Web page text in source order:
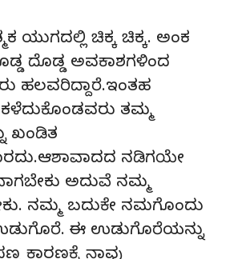
ಯುಗದಲ್ಲಿ ಚಿಕ್ಕ ಚಿಕ್ಕ. ಅಂಕ
ದೊಡ್ಡ ಅವಕಾಶಗಳಿಂದ
ಹಲವರಿದ್ದಾರೆ.ಇಂತಹ
ತಮ್ಮ
ಖಂಡಿತ
ನಡಿಗಯೇ
ಅದುವೆ ನಮ್ಮ
ನಮ್ಮ ಬದುಕೇ ನಮಗೊಂದು
ಈ ಉಡುಗೊರೆಯನ್ನು